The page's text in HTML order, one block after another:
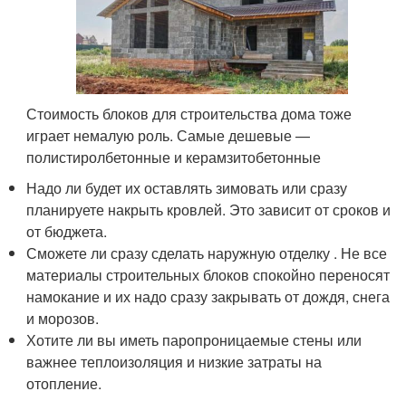
Стоимость блоков для строительства дома тоже
играет немалую роль. Самые дешевые —
полистиролбетонные и керамзитобетонные
Надо ли будет их оставлять зимовать или сразу
планируете накрыть кровлей. Это зависит от сроков и
от бюджета.
Сможете ли сразу сделать наружную отделку . Не все
материалы строительных блоков спокойно переносят
намокание и их надо сразу закрывать от дождя, снега
и морозов.
Хотите ли вы иметь паропроницаемые стены или
важнее теплоизоляция и низкие затраты на
отопление.